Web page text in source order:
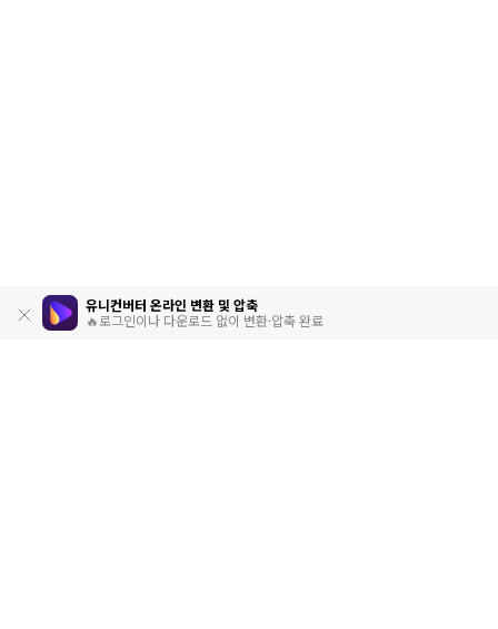
유니컨버터 온라인 변환 및 압축
🔥로그인이나 다운로드 없이 변환·압축 완료